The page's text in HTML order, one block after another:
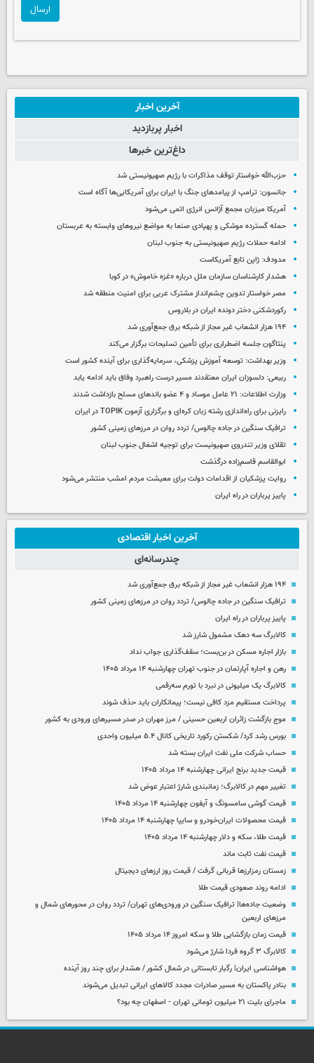
ارسال
آخرین اخبار
اخبار پربازدید
داغ‌ترین خبرها
حزب‌الله خواستار توقف مذاکرات با رژیم صهیونیستی شد
جانسون: ترامپ از پیامدهای جنگ با ایران برای آمریکایی‌ها آگاه است
آمریکا میزبان مجمع آژانس انرژی اتمی می‌شود
حمله گسترده موشکی و پهپادی صنعا به مواضع نیروهای وابسته به عربستان
ادامه حملات رژیم صهیونیستی به جنوب لبنان
مدودف: ژاپن تابع آمریکاست
هشدار کارشناسان سازمان ملل درباره «غزه‌ خاموش» در کوبا
مصر خواستار تدوین چشم‌انداز مشترک عربی برای امنیت منطقه شد
رکوردشکنی دختر دونده ایران در بلاروس
۱۹۴ هزار انشعاب غیر مجاز از شبکه برق جمع‌آوری شد
پنتاگون جلسه اضطراری برای تأمین تسلیحات برگزار می‌کند
وزیر بهداشت: توسعه آموزش پزشکی، سرمایه‌گذاری برای آینده کشور است
ربیعی: دلسوزان ایران معتقدند مسیر درست راهبرد وفاق باید ادامه یابد
وزارت اطلاعات: ۲۱ عامل موساد و ۴ عضو باندهای مسلح بازداشت شدند
رایزنی برای راه‌اندازی رشته زبان کره‌ای و برگزاری آزمون TOPIK در ایران
ترافیک سنگین در جاده چالوس/ تردد روان در مرزهای زمینی کشور
تقلای وزیر تندروی صهیونیست برای توجیه اشغال جنوب لبنان
ابوالقاسم قاسم‌زاده درگذشت
روایت پزشکیان از اقدامات دولت برای معیشت مردم امشب منتشر می‌شود
پاییز پرباران در راه ایران
آخرین اخبار اقتصادی
چندرسانه‌ای
۱۹۴ هزار انشعاب غیر مجاز از شبکه برق جمع‌آوری شد
ترافیک سنگین در جاده چالوس/ تردد روان در مرزهای زمینی کشور
پاییز پرباران در راه ایران
کالابرگ سه دهک مشمول شارز شد
بازار اجاره مسکن در بن‌بست؛ سقف‌گذاری جواب نداد
رهن و اجاره آپارتمان در جنوب تهران چهارشنبه ۱۴ مرداد ۱۴۰۵
کالابرگ یک میلیونی در نبرد با تورم سه‌رقمی
پرداخت مستقیم مزد کافی نیست؛ پیمانکاران باید حذف شوند
موج بازگشت زائران اربعین حسینی / مرز مهران در صدر مسیرهای ورودی به کشور
بورس رشد کرد/ شکستن رکورد تاریخی کانال ۵.۴ میلیون واحدی
حساب‌ شرکت ملی نفت ایران بسته شد
قیمت جدید برنج ایرانی چهارشنبه ۱۴ مرداد ۱۴۰۵
تغییر مهم در کالابرگ؛ زمانبندی‌ شارژ اعتبار عوض شد
قیمت گوشی سامسونگ و آیفون چهارشنبه ۱۴ مرداد ۱۴۰۵
قیمت محصولات ایران‌خودرو و سایپا چهارشنبه ۱۴ مرداد ۱۴۰۵
قیمت طلا، سکه و دلار چهارشنبه ۱۴ مرداد ۱۴۰۵
قیمت نفت ثابت ماند
زمستان رمزارزها قربانی گرفت / قیمت روز ارزهای دیجیتال
ادامه روند صعودی قیمت طلا
وضعیت جاده‌ها| ترافیک سنگین در ورودی‌های تهران/ تردد روان در محورهای شمال و
مرزهای اربعین
قیمت زمان بازگشایی طلا و سکه امروز ۱۴ مرداد ۱۴۰۵
کالابرگ ۳ گروه فردا شارژ می‌شود
هواشناسی ایران| رگبار تابستانی در شمال کشور / هشدار برای چند روز آینده
بنادر پاکستان به مسیر صادرات مجدد کالاهای ایرانی تبدیل می‌شوند
ماجرای بلیت ۲۱ میلیون تومانی تهران - اصفهان چه بود؟